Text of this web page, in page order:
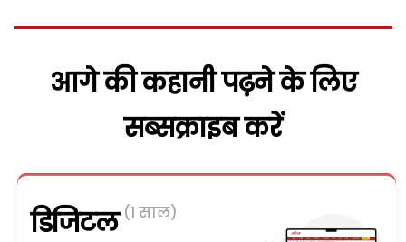
आगे की कहानी पढ़ने के लिए
सब्सक्राइब करें
डिजिटल (1 साल)